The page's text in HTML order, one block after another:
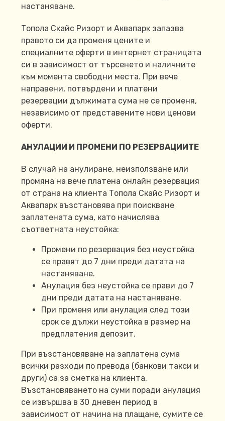
настаняване.
Топола Скайс Ризорт и Аквапарк запазва
правото си да променя цените и
специалните оферти в интернет страницата
си в зависимост от търсенето и наличните
към момента свободни места. При вече
направени, потвърдени и платени
резервации дължимата сума не се променя,
независимо от представените нови ценови
оферти.
АНУЛАЦИИ И ПРОМЕНИ ПО РЕЗЕРВАЦИИТЕ
В случай на анулиране, неизползване или
промяна на вече платена онлайн резервация
от страна на клиента Топола Скайс Ризорт и
Аквапарк възстановява при поискване
заплатената сума, като начислява
съответната неустойка:
Промени по резервация без неустойка
се правят до 7 дни преди датата на
настаняване.
Анулация без неустойка се прави до 7
дни преди датата на настаняване.
При променя или анулация след този
срок се дължи неустойка в размер на
предплатения депозит.
При възстановяване на заплатена сума
всички разходи по превода (банкови такси и
други) са за сметка на клиента.
Възстановяването на суми поради анулация
се извършва в 30 дневен период в
зависимост от начина на плащане, сумите се